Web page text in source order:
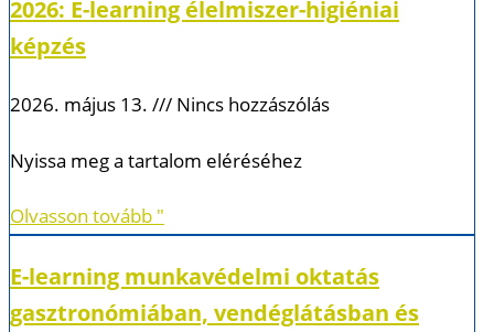
2026: E-learning élelmiszer-higiéniai
képzés
2026. május 13. Nincs hozzászólás
Nyissa meg a tartalom eléréséhez
Olvasson tovább "
E-learning munkavédelmi oktatás
gasztronómiában, vendéglátásban és